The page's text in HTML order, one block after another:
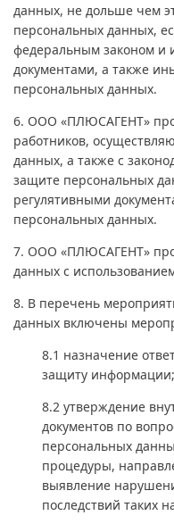
данных, не дольше чем
персональных данных,
федеральным законом
документами, а также
персональных данных.
6. ООО «ПЛЮСАГЕНТ»
работников,
данных, а также с
защите персональных
регулятивными
персональных данных.
7. ООО «ПЛЮСАГЕНТ»
данных с
8. В перечень
данных включены
8.1 назначение
защиту информации;
8.2 утверждение
документов по
персональных
процедуры,
выявление
последствий таких